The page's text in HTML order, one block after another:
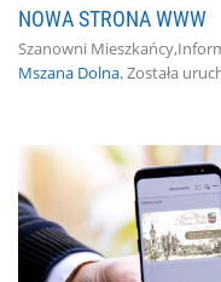
NOWA STRONA WWW
Szanowni
Mszana Dolna.Została